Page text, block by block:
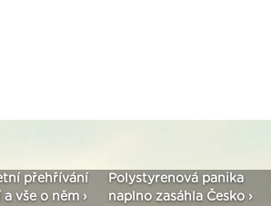
přehřívání
vše o něm ›
Polystyrenová panika
naplno zasáhla Česko ›